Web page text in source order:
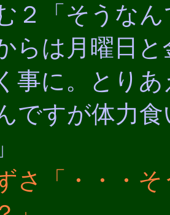
２「そうな
らは月曜日
事に。とり
ですが体力
さ「・・・